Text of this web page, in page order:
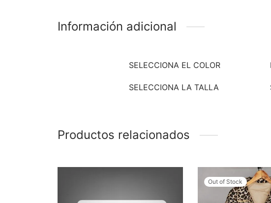
Información adicional
SELECCIONA EL COLOR
SELECCIONA LA TALLA
Productos relacionados
Out of Stock